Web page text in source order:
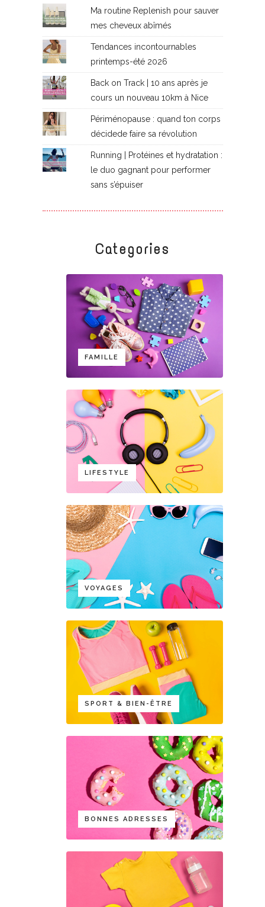
Ma routine Replenish pour sauver
mes cheveux abîmés
Tendances incontournables
printemps-été 2026
Back on Track | 10 ans après je
cours un nouveau 10km à Nice
Périménopause : quand ton corps
décidede faire sa révolution
Running | Protéines et hydratation :
le duo gagnant pour performer
sans s’épuiser
Categories
FAMILLE
LIFESTYLE
VOYAGES
SPORT & BIEN-ÊTRE
BONNES ADRESSES